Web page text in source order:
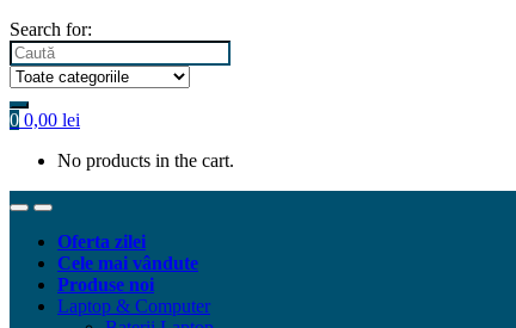
Search for:
0 0,00 lei
No products in the cart.
Oferta zilei
Cele mai vândute
Produse noi
Laptop & Computer